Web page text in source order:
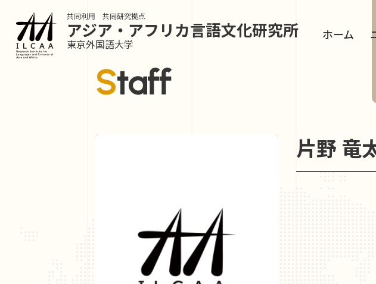
共同利用 共同研究拠点
アジア・アフリカ言語文化研究所
東京外国語大学
ホーム
Staff
片野 竜